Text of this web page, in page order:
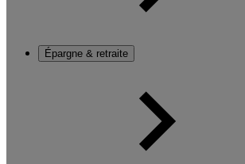
Épargne & retraite